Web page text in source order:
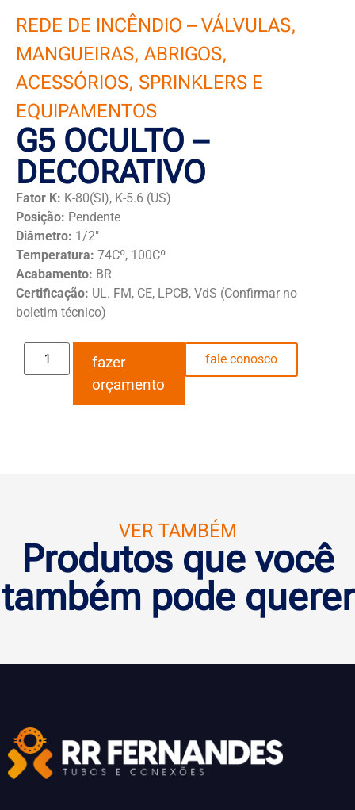
REDE DE INCÊNDIO – VÁLVULAS,
MANGUEIRAS, ABRIGOS,
ACESSÓRIOS, SPRINKLERS E
EQUIPAMENTOS
G5 OCULTO –
DECORATIVO
Fator K: K-80(SI), K-5.6 (US)
Posição: Pendente
Diâmetro: 1/2″
Temperatura: 74Cº, 100Cº
Acabamento: BR
Certificação: UL. FM, CE, LPCB, VdS (Confirmar no
boletim técnico)
fazer
orçamento
fale conosco
VER TAMBÉM
Produtos que você
também pode querer